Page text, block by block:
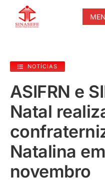
NOTÍCIAS
PUBLICAÇÕES
DOCUMENTOS
GALERIAS
NOTÍCIAS
ASIFRN e
Natal
Natalina
novembro